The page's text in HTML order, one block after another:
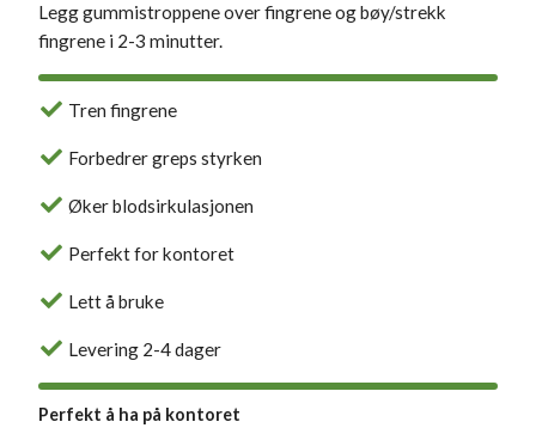
Legg gummistroppene over fingrene og bøy/strekk
fingrene i 2-3 minutter.
Tren fingrene
Forbedrer greps styrken
Øker blodsirkulasjonen
Perfekt for kontoret
Lett å bruke
Levering 2-4 dager
Perfekt å ha på kontoret